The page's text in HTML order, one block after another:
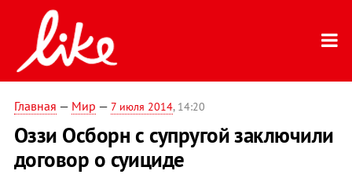
Главная — Мир — 7 июля 2014, 14:20
Оззи Осборн с супругой заключили
договор о суициде